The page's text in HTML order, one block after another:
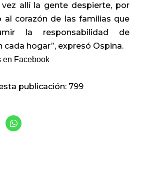
allí la gente despierte, por
al corazón de las familias que
la responsabilidad de
cada hogar”, expresó Ospina.
en Facebook
publicación: 799